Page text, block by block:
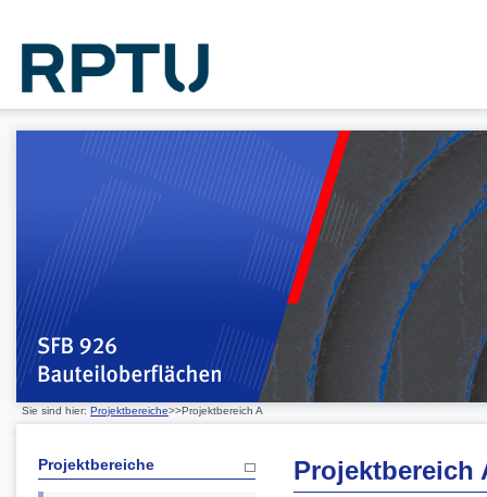
Sie sind hier: Projektbereiche>>Projektbereich A
Projektbereiche Projektbereich